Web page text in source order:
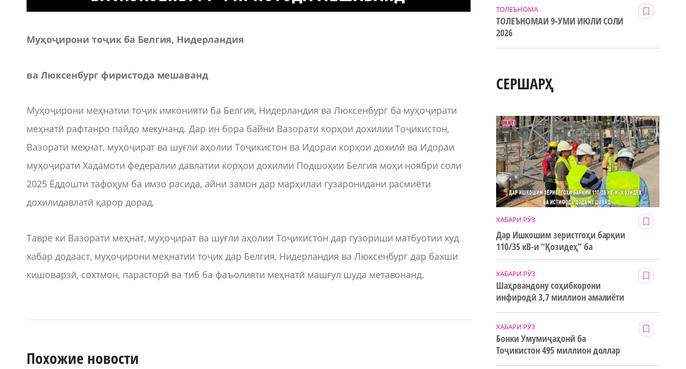
Муҳоҷирони тоҷик ба Белгия, Нидерландия
ва Люксенбург фиристода мешаванд
Муҳоҷирони меҳнатии тоҷик имконияти ба Белгия, Нидерландия ва Люксенбург ба муҳоҷирати
меҳнатӣ рафтанро пайдо мекунанд. Дар ин бора байни Вазорати корҳои дохилии Тоҷикистон,
Вазорати меҳнат, муҳоҷират ва шуғли аҳолии Тоҷикистон ва Идораи корҳои дохилӣ ва Идораи
муҳоҷирати Хадамоти федералии давлатии корҳои дохилии Подшоҳии Белгия моҳи ноябри соли
2025 Ёддошти тафоҳум ба имзо расида, айни замон дар марҳилаи гузаронидани расмиёти
дохилидавлатӣ қарор дорад.
Тавре ки Вазорати меҳнат, муҳоҷират ва шуғли аҳолии Тоҷикистон дар гузориши матбуотии худ
хабар додааст, муҳоҷирони меҳнатии тоҷик дар Белгия, Нидерландия ва Люксенбург дар бахши
кишоварзӣ, сохтмон, парасторӣ ва тиб ба фаъолияти меҳнатӣ машғул шуда метавонанд.
Похожие новости
ТОЛЕЪНОМА
ТОЛЕЪНОМАИ 9-УМИ ИЮЛИ СОЛИ
2026
СЕРШАРҲ
ХАБАРИ РӮЗ
Дар Ишкошим зеристгоҳи барқии
110/35 кВ-и “Қозидеҳ” ба
истифода дода мешавад
ХАБАРИ РӮЗ
Шаҳрвандону соҳибкорони
инфиродӣ 3,7 миллион амалиёти
ХАБАРИ РӮЗ
Бонки Умумиҷаҳонӣ ба
Тоҷикистон 495 миллион доллар